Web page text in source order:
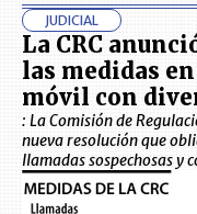
JUDICIAL
La CRC
las medidas
móvil con
: La Comisión de
nueva resolución que
llamadas sospechosas y